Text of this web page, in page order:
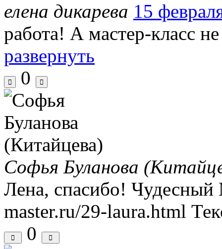
елена дикарева 15
работа! А мастер-класс
развернуть
0
Софья Буланова
Лена, спасибо!
master.ru/29-laura.html
0